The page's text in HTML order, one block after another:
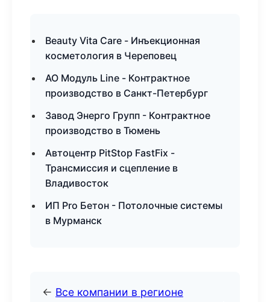
Beauty Vita Care - Инъекционная
косметология в Череповец
АО Модуль Line - Контрактное
производство в Санкт-Петербург
Завод Энерго Групп - Контрактное
производство в Тюмень
Автоцентр PitStop FastFix -
Трансмиссия и сцепление в
Владивосток
ИП Pro Бетон - Потолочные системы
в Мурманск
← Все компании в регионе